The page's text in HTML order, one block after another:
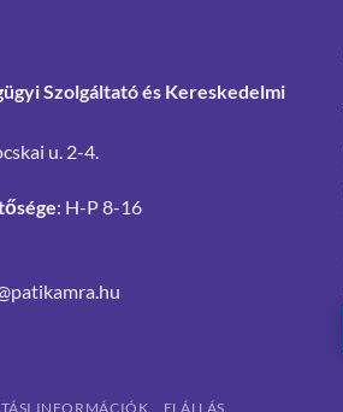
Szolgáltató és Kereskedelmi
u. 2-4.
: H-P 8-16
INFORMÁCIÓK ELÁLLÁS